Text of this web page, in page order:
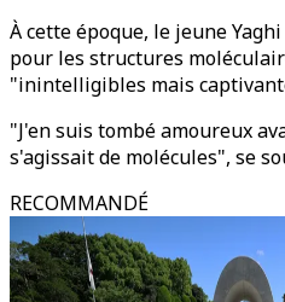
À cette époque, le jeune
pour les structures
"inintelligibles mais
"J'en suis tombé amoureux
s'agissait de molécules", se
RECOMMANDÉ